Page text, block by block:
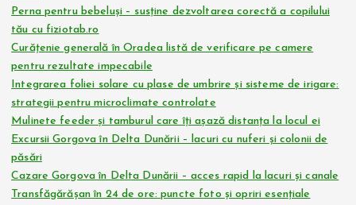
Perna pentru bebeluși – susține dezvoltarea corectă a copilului
tău cu fiziotab.ro
Curățenie generală în Oradea listă de verificare pe camere
pentru rezultate impecabile
Integrarea foliei solare cu plase de umbrire și sisteme de irigare:
strategii pentru microclimate controlate
Mulinete feeder și tamburul care îți așază distanța la locul ei
Excursii Gorgova în Delta Dunării – lacuri cu nuferi și colonii de
păsări
Cazare Gorgova în Delta Dunării – acces rapid la lacuri și canale
Transfăgărășan în 24 de ore: puncte foto și opriri esențiale